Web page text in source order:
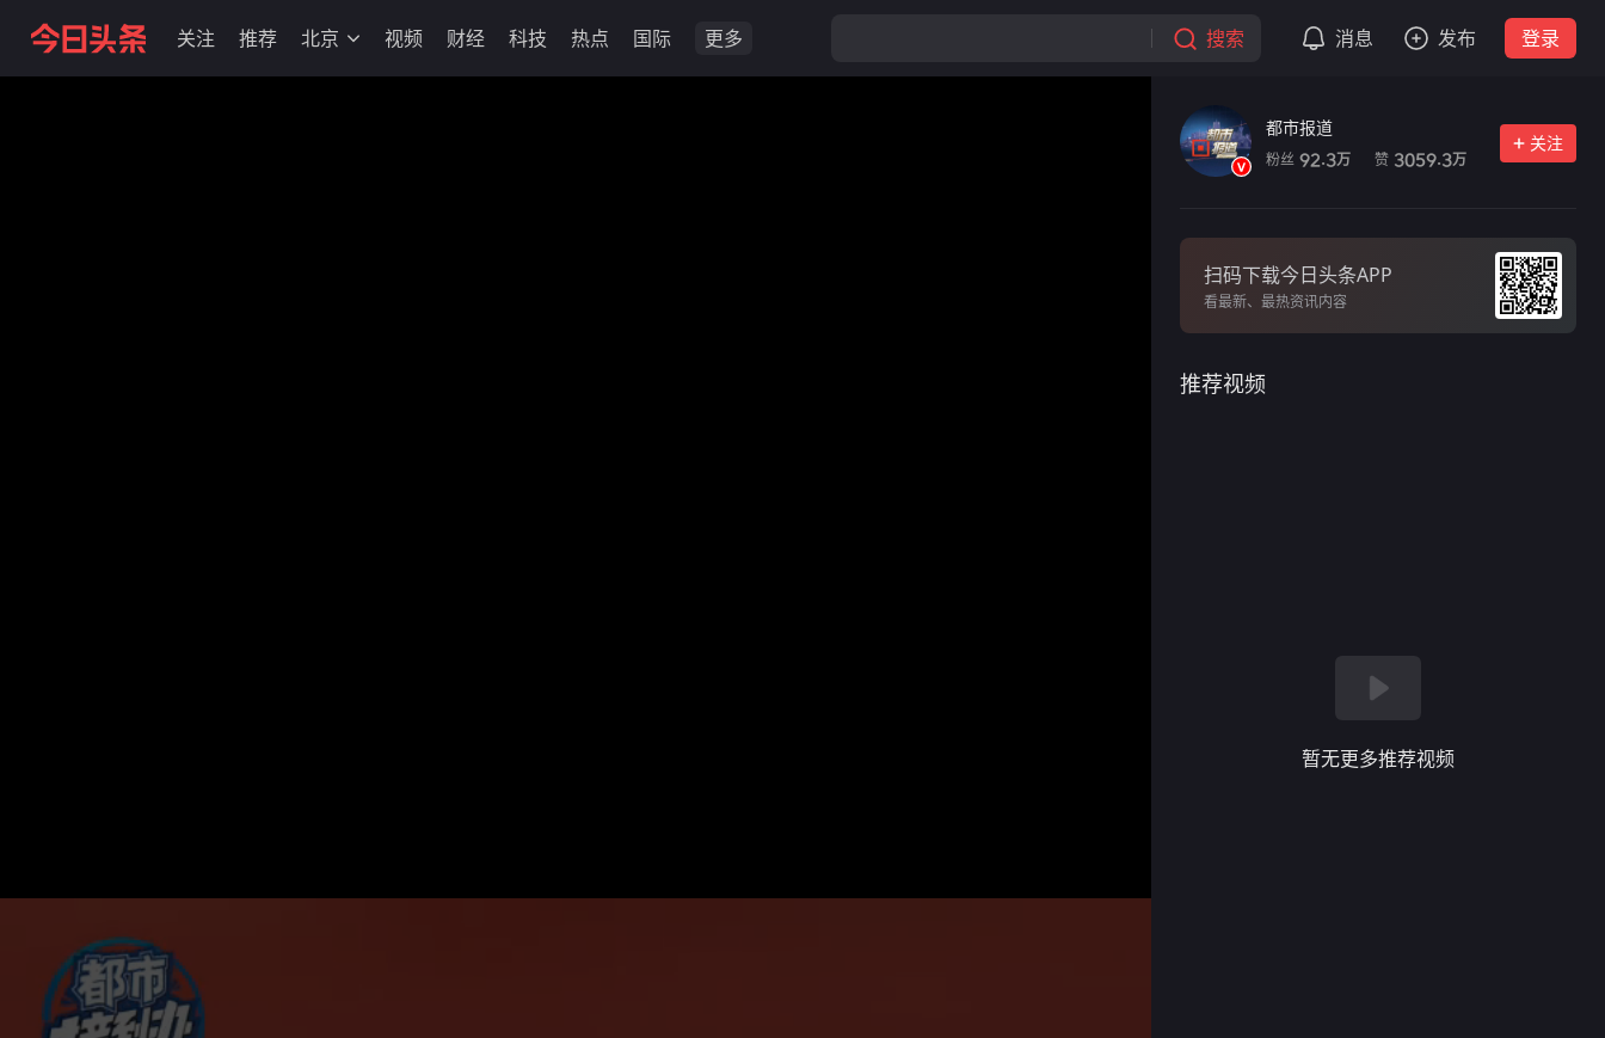
关注 推荐 北京 视频 财经 科技 热点 国际 更多 搜索 消息 发布 登录
都市报道
粉丝 92.3万 赞 3059.3万
关注
扫码下载今日头条APP
看最新、最热资讯内容
推荐视频
暂无更多推荐视频